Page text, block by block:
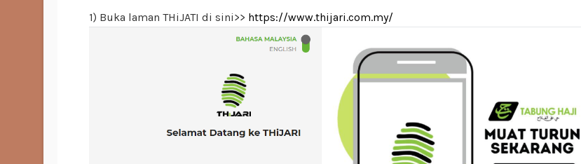
1) Buka laman THiJATI di sini>> https://www.thijari.com.my/